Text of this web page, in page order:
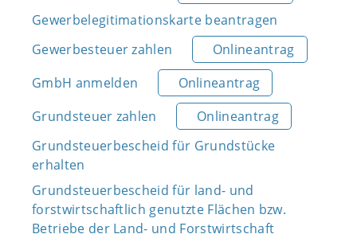
Gewerbelegitimationskarte beantragen
Gewerbesteuer zahlen
Onlineantrag
GmbH anmelden
Onlineantrag
Grundsteuer zahlen
Onlineantrag
Grundsteuerbescheid für Grundstücke
erhalten
Grundsteuerbescheid für land- und
forstwirtschaftlich genutzte Flächen bzw.
Betriebe der Land- und Forstwirtschaft